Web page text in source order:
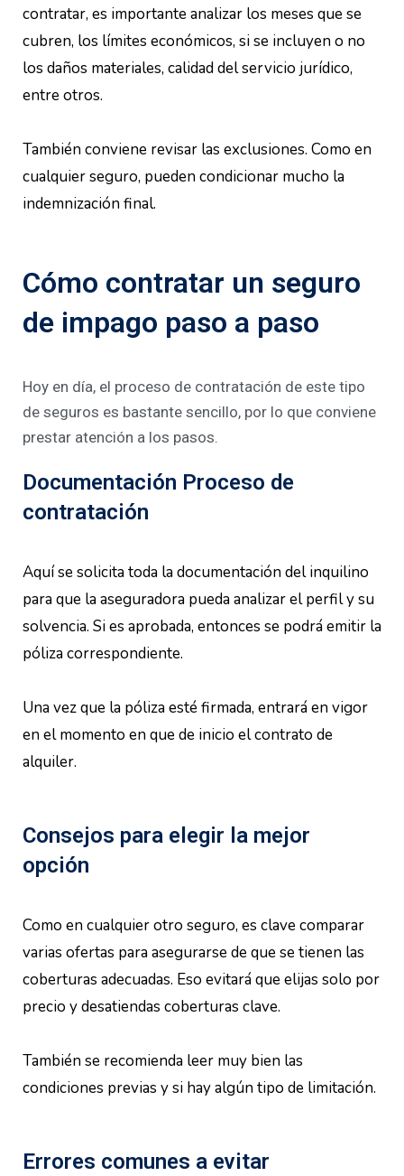
contratar, es importante analizar los meses que se
cubren, los límites económicos, si se incluyen o no
los daños materiales, calidad del servicio jurídico,
entre otros.
También conviene revisar las exclusiones. Como en
cualquier seguro, pueden condicionar mucho la
indemnización final.
Cómo contratar un seguro
de impago paso a paso
Hoy en día, el proceso de contratación de este tipo
de seguros es bastante sencillo, por lo que conviene
prestar atención a los pasos.
Documentación Proceso de
contratación
Aquí se solicita toda la documentación del inquilino
para que la aseguradora pueda analizar el perfil y su
solvencia. Si es aprobada, entonces se podrá emitir la
póliza correspondiente.
Una vez que la póliza esté firmada, entrará en vigor
en el momento en que de inicio el contrato de
alquiler.
Consejos para elegir la mejor
opción
Como en cualquier otro seguro, es clave comparar
varias ofertas para asegurarse de que se tienen las
coberturas adecuadas. Eso evitará que elijas solo por
precio y desatiendas coberturas clave.
También se recomienda leer muy bien las
condiciones previas y si hay algún tipo de limitación.
Errores comunes a evitar